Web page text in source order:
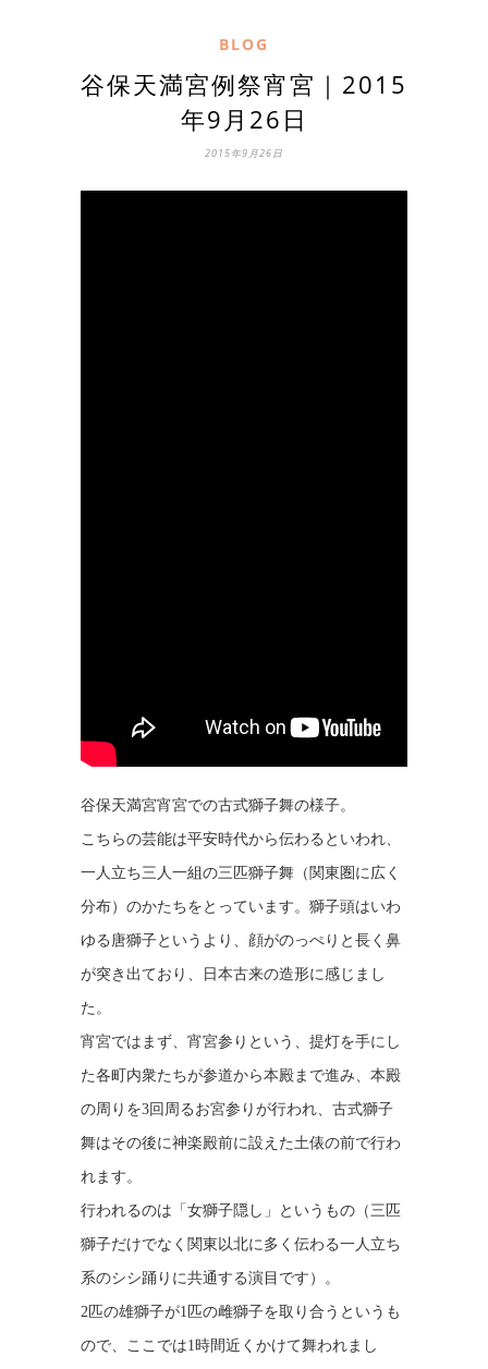
BLOG
谷保天満宮例祭宵宮｜2015
年9月26日
2015年9月26日
谷保天満宮宵宮での古式獅子舞の様子。
こちらの芸能は平安時代から伝わるといわれ、
一人立ち三人一組の三匹獅子舞（関東圏に広く
分布）のかたちをとっています。獅子頭はいわ
ゆる唐獅子というより、顔がのっぺりと長く鼻
が突き出ており、日本古来の造形に感じまし
た。
宵宮ではまず、宵宮参りという、提灯を手にし
た各町内衆たちが参道から本殿まで進み、本殿
の周りを3回周るお宮参りが行われ、古式獅子
舞はその後に神楽殿前に設えた土俵の前で行わ
れます。
行われるのは「女獅子隠し」というもの（三匹
獅子だけでなく関東以北に多く伝わる一人立ち
系のシシ踊りに共通する演目です）。
2匹の雄獅子が1匹の雌獅子を取り合うというも
ので、ここでは1時間近くかけて舞われまし